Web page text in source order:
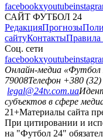
facebookxyoutube
САЙТ ФУТБОЛ 24
РедакцияПрогнозы
сайтуКонтактыПравила
Соц. сети
facebookxyoutube
Онлайн-медиа «Футбол
79008Телефон +380
legal@24tv.com.ua
субъектов в сфере
21+Материалы сайта
При цитировании и
на "Футбол 24"